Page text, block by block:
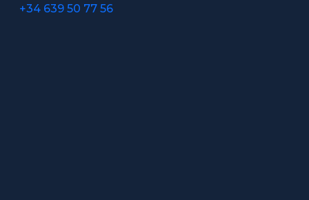
+34 639 50 77 56